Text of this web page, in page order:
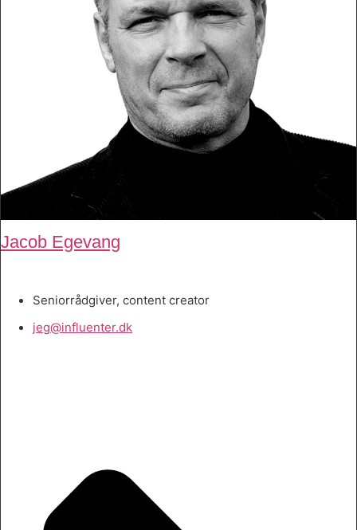
Jacob Egevang
Seniorrådgiver, content creator
jeg@influenter.dk